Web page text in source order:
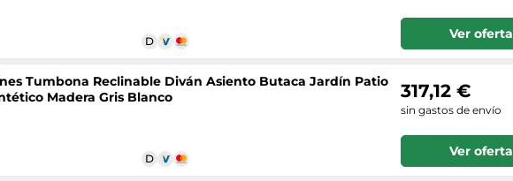
Ver oferta
Tumbona Reclinable Diván Asiento Butaca Jardín Patio
Madera Gris Blanco
317,12 €
sin gastos de envío
Ver oferta